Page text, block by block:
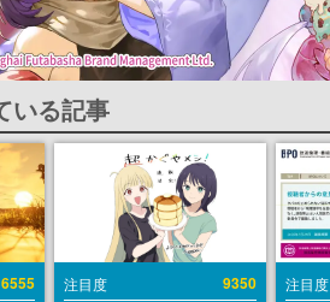
いる記事
注目度 9350 注目度